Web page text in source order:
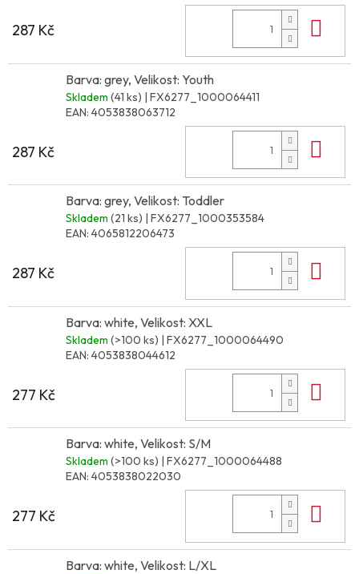
287 Kč
Barva: grey, Velikost: Youth
Skladem (41 ks) | FX6277_1000064411
EAN: 4053838063712
287 Kč
Barva: grey, Velikost: Toddler
Skladem (21 ks) | FX6277_1000353584
EAN: 4065812206473
287 Kč
Barva: white, Velikost: XXL
Skladem (>100 ks) | FX6277_1000064490
EAN: 4053838044612
277 Kč
Barva: white, Velikost: S/M
Skladem (>100 ks) | FX6277_1000064488
EAN: 4053838022030
277 Kč
Barva: white, Velikost: L/XL